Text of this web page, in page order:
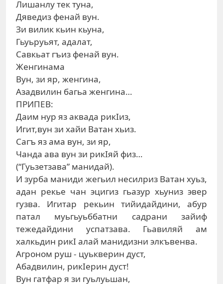
Лишанлу тек туна,
Дяведиз фенай вун.
Зи вилик кьин кьуна,
Гьуьруьят, адалат,
Савкьат гъиз фенай вун.
Женгинама
Вун, зи яр, женгина,
Азадвилин багьа женгина…
ПРИПЕВ:
Даим нур яз аквада рикIиз,
Игит,вун зи хайи Ватан хьиз.
Сагъ яз ама вун, зи яр,
Чанда ава вун зи рикIяй физ…
(“Гуьзетзава” манидай).
И зурба маниди жегьил несилриз Ватан хуьз,
адан рекье чан эцигиз гьазур хьуниз эвер
гузва. Игитар рекьин тийидайдини, абур
патал муьгьуьббатни садрани зайиф
тежедайдини успатзава. Гьавиляй ам
халкьдин рикI алай манидизни элкъвенва.
Агроном руш - цуькверин дуст,
Абадвилин, рикIерин дуст!
Вун гатфар я зи гуьлуьшан,